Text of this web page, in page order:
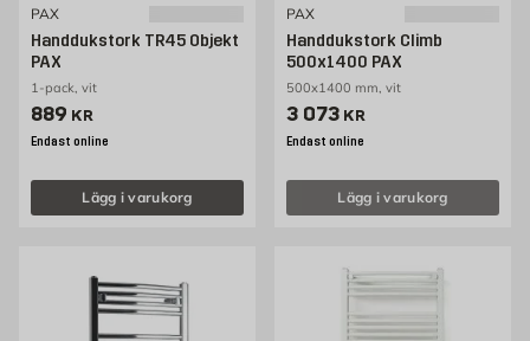
PAX
Handdukstork TR45 Objekt
PAX
1-pack, vit
Pris 889 kr
889 KR
Endast online
Lägg i varukorg
PAX
Handdukstork Climb
500x1400 PAX
500x1400 mm, vit
Pris 3073 kr
3 073 KR
Endast online
Lägg i varukorg